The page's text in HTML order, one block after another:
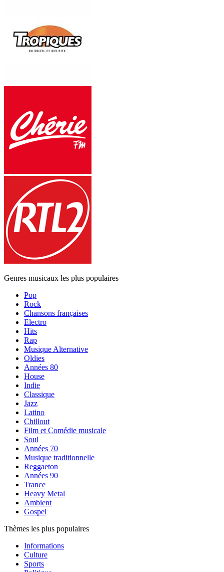
Genres musicaux les plus populaires
Pop
Rock
Chansons françaises
Electro
Hits
Rap
Musique Alternative
Oldies
Années 80
House
Indie
Classique
Jazz
Latino
Chillout
Film et Comédie musicale
Soul
Années 70
Musique traditionnelle
Reggaeton
Années 90
Trance
Heavy Metal
Ambient
Gospel
Thèmes les plus populaires
Informations
Culture
Sports